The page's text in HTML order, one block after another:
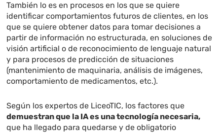
También lo es en procesos en los que se quiere
identificar comportamientos futuros de clientes, en los
que se quiere obtener datos para tomar decisiones a
partir de información no estructurada, en soluciones de
visión artificial o de reconocimiento de lenguaje natural
y para procesos de predicción de situaciones
(mantenimiento de maquinaria, análisis de imágenes,
comportamiento de medicamentos, etc.).
Según los expertos de LiceoTIC, los factores que
demuestran que la IA es una tecnología necesaria,
que ha llegado para quedarse y de obligatorio